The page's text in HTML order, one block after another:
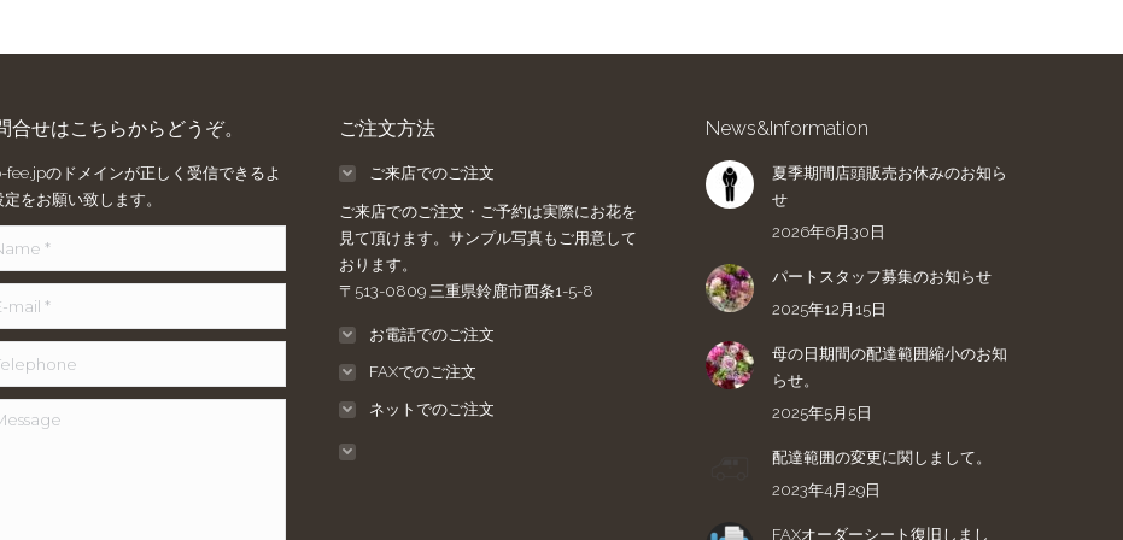
合せはこちらからどうぞ。
fee.jpのドメインが正しく受信できるよ
定をお願い致します。
ご注文方法
ご来店でのご注文
ご来店でのご注文・ご予約は実際にお花を
見て頂けます。サンプル写真もご用意して
おります。
〒513-0809 三重県鈴鹿市西条1-5-8
お電話でのご注文
FAXでのご注文
ネットでのご注文
News&Information
夏季期間店頭販売お休みのお知ら
せ
2026年6月30日
パートスタッフ募集のお知らせ
2025年12月15日
母の日期間の配達範囲縮小のお知
らせ。
2025年5月5日
配達範囲の変更に関しまして。
2023年4月29日
FAXオーダーシート復旧しまし